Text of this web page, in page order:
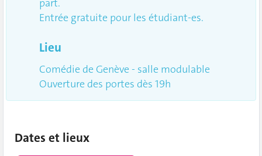
Entrée gratuite pour les étudiant-es.
Lieu
Comédie de Genève - salle modulable
Ouverture des portes dès 19h
Dates et lieux